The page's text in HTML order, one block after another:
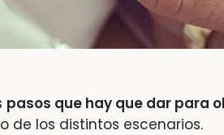
pasos que hay que dar para
de los distintos escenarios.